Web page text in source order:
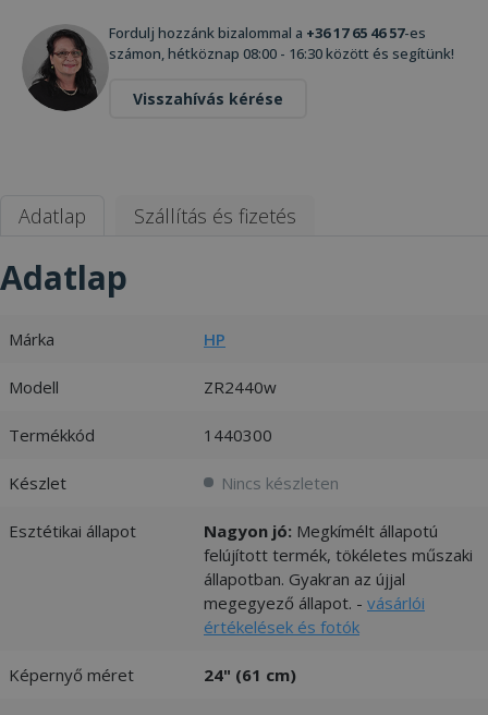
Fordulj hozzánk bizalommal a +36 17 65 46 57-es
számon, hétköznap 08:00 - 16:30 között és segítünk!
Visszahívás kérése
Adatlap Szállítás és fizetés
Adatlap
Márka HP
Modell ZR2440w
Termékkód 1440300
Készlet Nincs készleten
Esztétikai állapot Nagyon jó: Megkímélt állapotú
felújított termék, tökéletes műszaki
állapotban. Gyakran az újjal
megegyező állapot. - vásárlói
értékelések és fotók
Képernyő méret 24" (61 cm)